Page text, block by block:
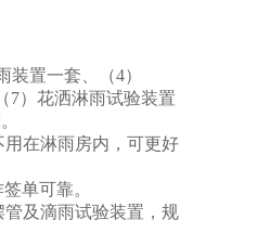
置一套、（4）
7）花洒淋雨试验装置
在淋雨房内，可更好
单可靠。
及滴雨试验装置，规